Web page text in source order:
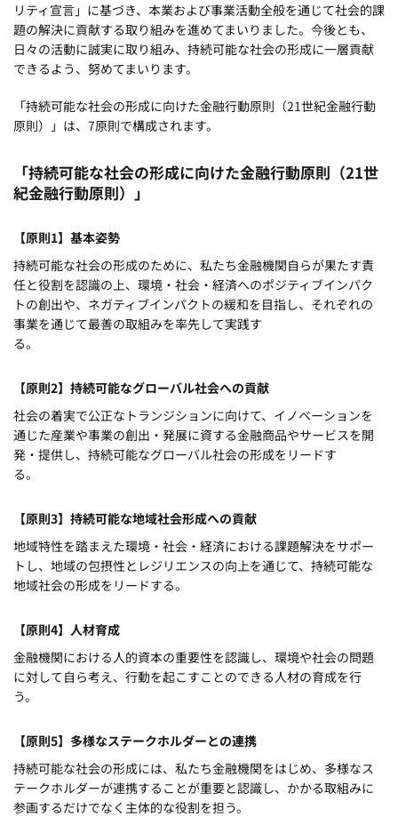
リティ宣言」に基づき、本業および事業活動全般を通じて社会的課
題の解決に貢献する取り組みを進めてまいりました。今後とも、
日々の活動に誠実に取り組み、持続可能な社会の形成に一層貢献
できるよう、努めてまいります。
「持続可能な社会の形成に向けた金融行動原則（21世紀金融行動
原則）」は、7原則で構成されます。
「持続可能な社会の形成に向けた金融行動原則（21世
紀金融行動原則）」
【原則1】基本姿勢
持続可能な社会の形成のために、私たち金融機関自らが果たす責
任と役割を認識の上、環境・社会・経済へのポジティブインパク
トの創出や、ネガティブインパクトの緩和を目指し、それぞれの
事業を通じて最善の取組みを率先して実践す
【原則2】持続可能なグローバル社会への貢献
社会の着実で公正なトランジションに向けて、イノベーションを
通じた産業や事業の創出・発展に資する金融商品やサービスを開
発・提供し、持続可能なグローバル社会の形成をリードす
【原則3】持続可能な地域社会形成への貢献
地域特性を踏まえた環境・社会・経済における課題解決をサポー
トし、地域の包摂性とレジリエンスの向上を通じて、持続可能な
地域社会の形成をリードする。
【原則4】人材育成
金融機関における人的資本の重要性を認識し、環境や社会の問題
に対して自ら考え、行動を起こすことのできる人材の育成を行
う。
【原則5】多様なステークホルダーとの連携
持続可能な社会の形成には、私たち金融機関をはじめ、多様なス
テークホルダーが連携することが重要と認識し、かかる取組みに
参画するだけでなく主体的な役割を担う。